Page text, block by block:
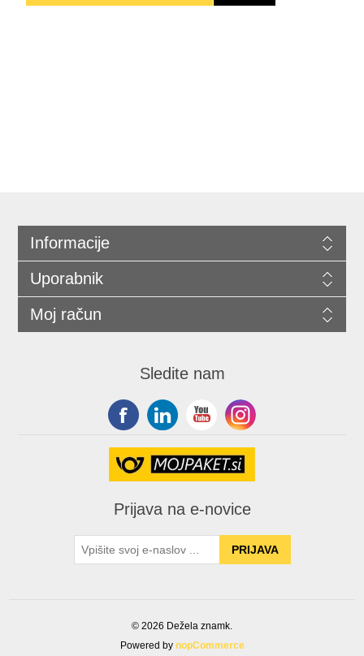
Informacije
Uporabnik
Moj račun
Sledite nam
Prijava na e-novice
© 2026 Dežela znamk.
Powered by nopCommerce